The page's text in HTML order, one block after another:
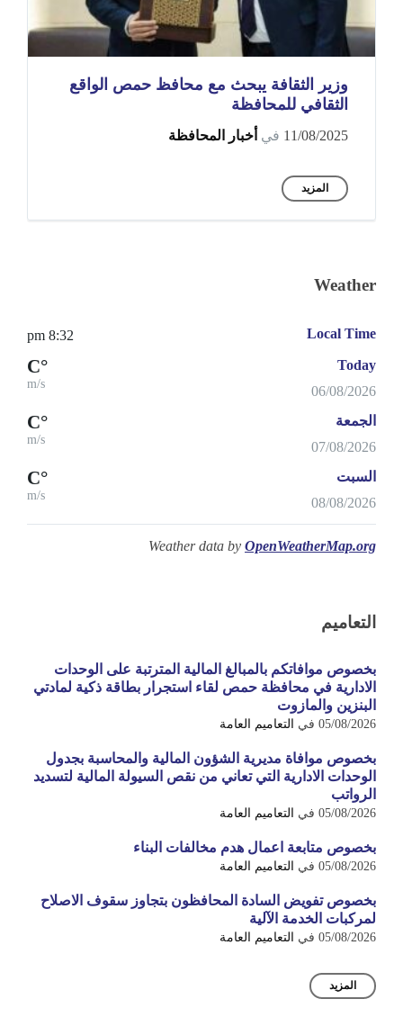
وزير الثقافة يبحث مع محافظ حمص الواقع
الثقافي للمحافظة
11/08/2025 في أخبار المحافظة
المزيد
Weather
Local Time
8:32 pm
Today
06/08/2026
°C
m/s
الجمعة
07/08/2026
°C
m/s
السبت
08/08/2026
°C
m/s
Weather data by OpenWeatherMap.org
التعاميم
بخصوص موافاتكم بالمبالغ المالية المترتبة على الوحدات
الادارية في محافظة حمص لقاء استجرار بطاقة ذكية لمادتي
البنزين والمازوت
05/08/2026 في التعاميم العامة
بخصوص موافاة مديرية الشؤون المالية والمحاسبة بجدول
الوحدات الادارية التي تعاني من نقص السيولة المالية لتسديد
الرواتب
05/08/2026 في التعاميم العامة
بخصوص متابعة اعمال هدم مخالفات البناء
05/08/2026 في التعاميم العامة
بخصوص تفويض السادة المحافظون بتجاوز سقوف الاصلاح
لمركبات الخدمة الآلية
05/08/2026 في التعاميم العامة
المزيد